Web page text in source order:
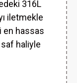
316L
iletmekle
en hassas
saf haliyle